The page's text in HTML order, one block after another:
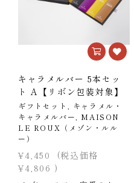
キャラメルバー 5本セッ
ト A【リボン包装対象】
ギフトセット, キャラメル・
キャラメルバー, MAISON
LE ROUX（メゾン・ルル
ー）
¥4,450
(税込価格
¥4,806 )